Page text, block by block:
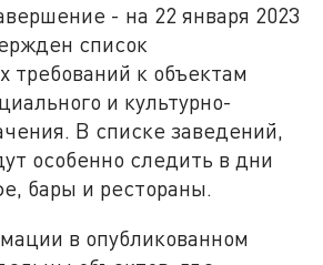
- на 22 января 2023
список
требований к объектам
и культурно-
В списке заведений,
особенно следить в дни
бары и рестораны.
в опубликованном